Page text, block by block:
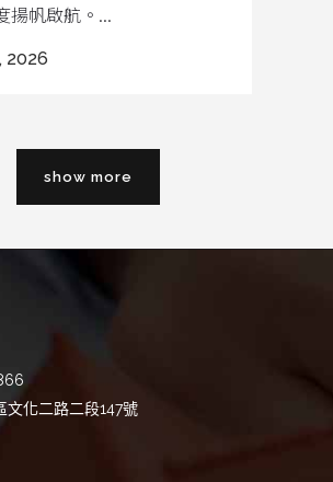
揚帆啟航。...
2026
show more
文化二路二段147號